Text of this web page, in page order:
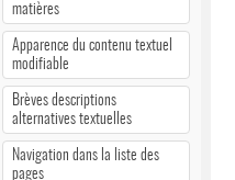
matières
Apparence du contenu textuel
modifiable
Brèves descriptions
alternatives textuelles
Navigation dans la liste des
pages